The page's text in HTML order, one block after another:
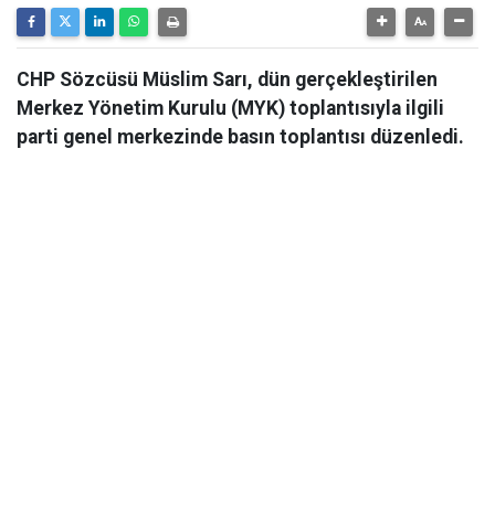
CHP Sözcüsü Müslim Sarı, dün gerçekleştirilen
Merkez Yönetim Kurulu (MYK) toplantısıyla ilgili
parti genel merkezinde basın toplantısı düzenledi.